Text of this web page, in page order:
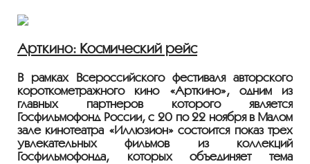
Арткино: Космический рейс
В рамках Всероссийского фестиваля авторского
короткометражного кино «Арткино», одним из
главных партнеров которого является
Госфильмофонд России, с 20 по 22 ноября в Малом
зале кинотеатра «Иллюзион» состоится показ трёх
увлекательных фильмов из коллекций
Госфильмофонда, которых объединяет тема